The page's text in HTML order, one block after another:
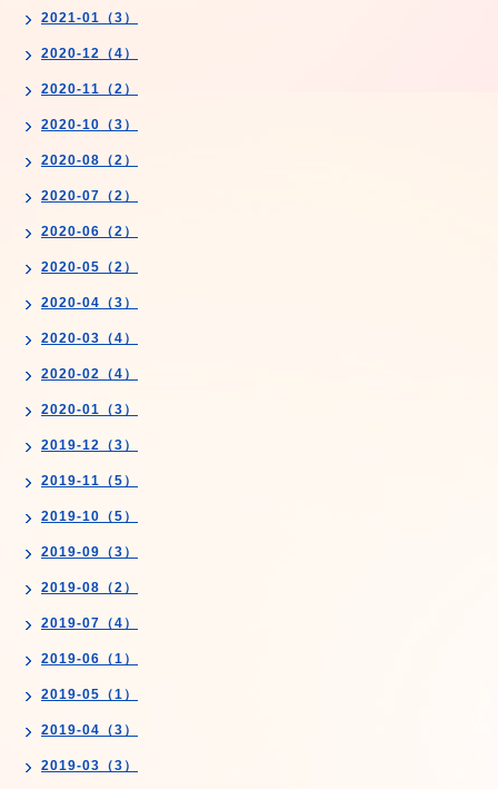
2021-01（3）
2020-12（4）
2020-11（2）
2020-10（3）
2020-08（2）
2020-07（2）
2020-06（2）
2020-05（2）
2020-04（3）
2020-03（4）
2020-02（4）
2020-01（3）
2019-12（3）
2019-11（5）
2019-10（5）
2019-09（3）
2019-08（2）
2019-07（4）
2019-06（1）
2019-05（1）
2019-04（3）
2019-03（3）